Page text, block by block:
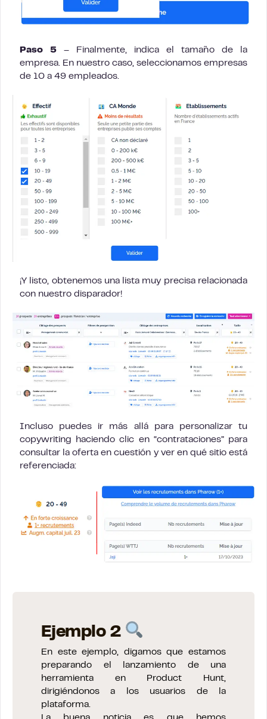
Paso 5 – Finalmente, indica el tamaño de la
empresa. En nuestro caso, seleccionamos empresas
de 10 a 49 empleados.
¡Y listo, obtenemos una lista muy precisa relacionada
con nuestro disparador!
Incluso puedes ir más allá para personalizar tu
copywriting haciendo clic en “contrataciones” para
consultar la oferta en cuestión y ver en qué sitio está
referenciada:
Ejemplo 2
En este ejemplo, digamos que estamos
preparando el lanzamiento de una
herramienta en Product Hunt,
dirigiéndonos a los usuarios de la
plataforma.